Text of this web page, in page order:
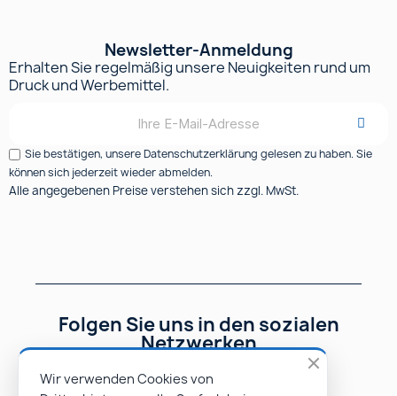
Newsletter-Anmeldung
Erhalten Sie regelmäßig unsere Neuigkeiten rund um
Druck und Werbemittel.
Sie bestätigen, unsere Datenschutzerklärung gelesen zu haben. Sie
können sich jederzeit wieder abmelden.
Alle angegebenen Preise verstehen sich zzgl. MwSt.
Folgen Sie uns in den sozialen
Netzwerken
Wir verwenden Cookies von